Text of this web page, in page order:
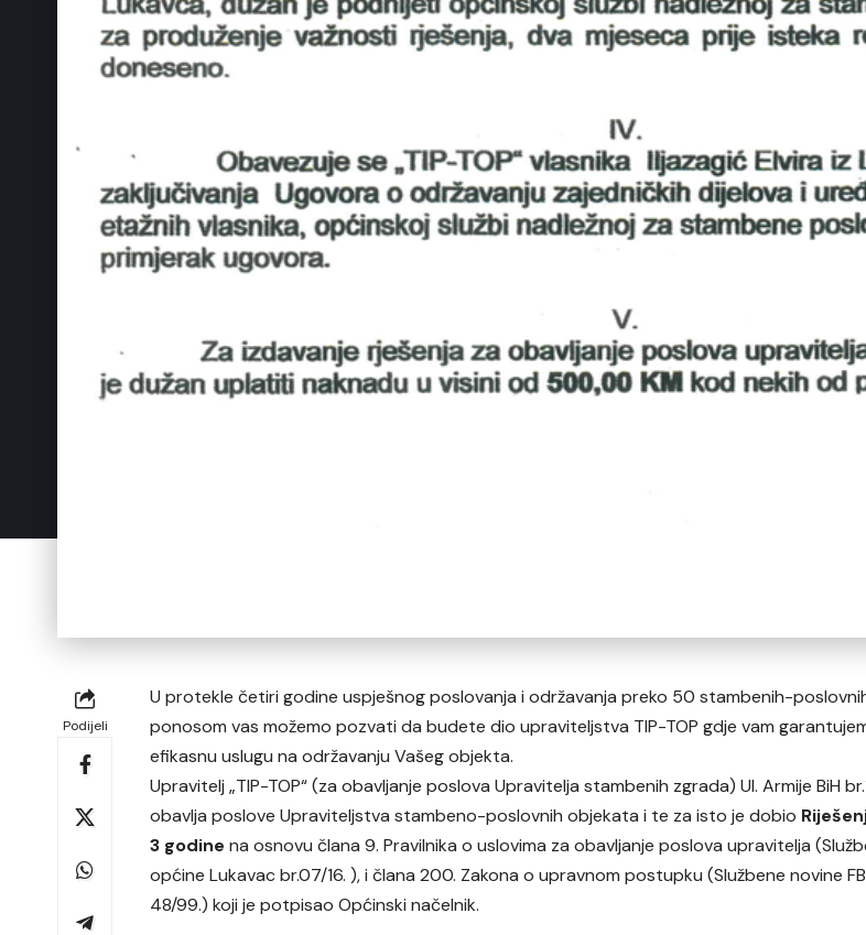
Podijeli
U protekle četiri godine uspješnog poslovanja i održavanja preko 50 stambenih-
ponosom vas možemo pozvati da budete dio upraviteljstva TIP-TOP gdje vam
efikasnu uslugu na održavanju Vašeg objekta.
Upravitelj „TIP-TOP“ (za obavljanje poslova Upravitelja stambenih zgrada) Ul. Armije BiH
obavlja poslove Upraviteljstva stambeno-poslovnih objekata i te za isto je dobio
3 godine na osnovu člana 9. Pravilnika o uslovima za obavljanje poslova upravitelja
općine Lukavac br.07/16. ), i člana 200. Zakona o upravnom postupku (Službene novine
48/99.) koji je potpisao Općinski načelnik.